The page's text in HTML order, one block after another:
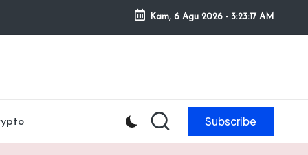
Kam, 6 Agu 2026- 3:23:18 AM
Subscribe